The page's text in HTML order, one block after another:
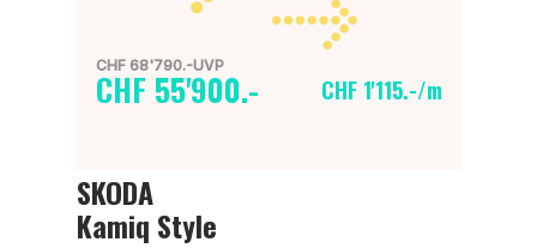
CHF 68'790.-UVP
CHF 55'900.- CHF 1'115.-/m
SKODA
Kamiq Style